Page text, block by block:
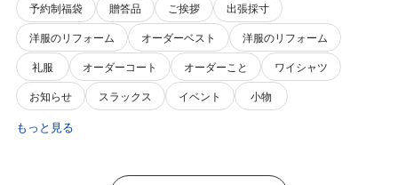
予約制福袋 贈答品 ご挨拶
出張採寸
洋服のリフォーム
オーダーベスト
洋服のリフォーム
礼服
オーダーコート オーダーこと
ワイシャツ
お知らせ
スラックス イベント 小物
もっと見る